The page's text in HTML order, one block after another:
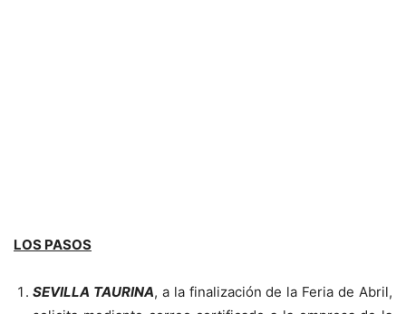
LOS PASOS
SEVILLA TAURINA, a la finalización de la Feria de Abril,